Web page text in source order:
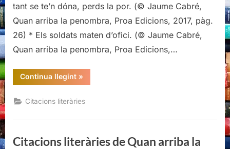
tant se te’n dóna, perds la por. (© Jaume Cabré,
Quan arriba la penombra, Proa Edicions, 2017, pàg.
26) * Els soldats maten d’ofici. (© Jaume Cabré,
Quan arriba la penombra, Proa Edicions,…
Continua llegint“Citacions
literàries
Quan
arriba
penombra,
»
Citacions literàries
Citacions literàries de Quan arriba la